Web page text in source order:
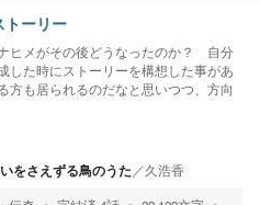
トーリー
ヒメがその後どうなったのか？ 自分
した時にストーリーを構想した事があ
方も居られるのだなと思いつつ、方向
をさえずる鳥のうた ／久浩香